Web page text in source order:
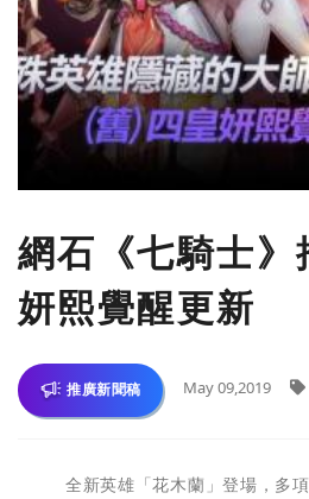
網石《七騎士》
妍熙覺醒更新
推廣新聞稿 May 09,2019
全新英雄「花木蘭」登場，多